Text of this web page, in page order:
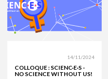
14/11/2024
COLLOQUE : SCIENC·E·S -
NO SCIENCE WITHOUT US!